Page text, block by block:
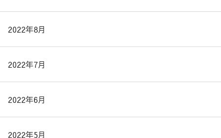
2022年8月
2022年7月
2022年6月
2022年5月